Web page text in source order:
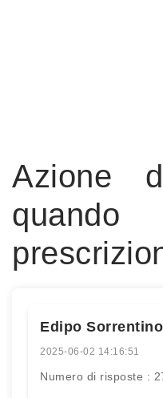
Azione
Edipo Sorrentino
2025-06-02 14:16:51
Numero di risposte :